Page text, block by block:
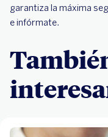
garantiza la máxima
e infórmate.